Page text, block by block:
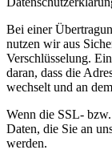
Bei einer
nutzen wir aus
Verschlüsselung.
daran, dass die
wechselt und an
Wenn die SSL-
Daten, die Sie an
werden.